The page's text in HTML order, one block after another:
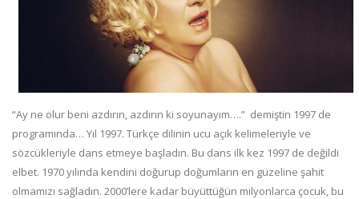
“Ay ne olur beni azdırın, azdırın ki soyunayım….” demiştin 1997 de
programında… Yıl 1997. Türkçe dilinin ucu açık kelimeleriyle ve
sözcükleriyle dans etmeye başladın. Bu dans ilk kez 1997 de değildi
elbet. 1970 yılında kendini doğurup doğumların en güzeline şahit
olmamızı sağladın. 2000’lere kadar büyüttüğün milyonlarca çocuk, bu